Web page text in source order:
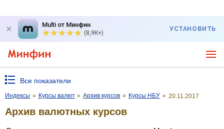
Multi от Минфин
(8,9K+)
УСТАНОВИТЬ
Все показатели
Индексы » Курсы валют » Архив курсов » Курсы НБУ » 20.11.2017
Архив валютных курсов